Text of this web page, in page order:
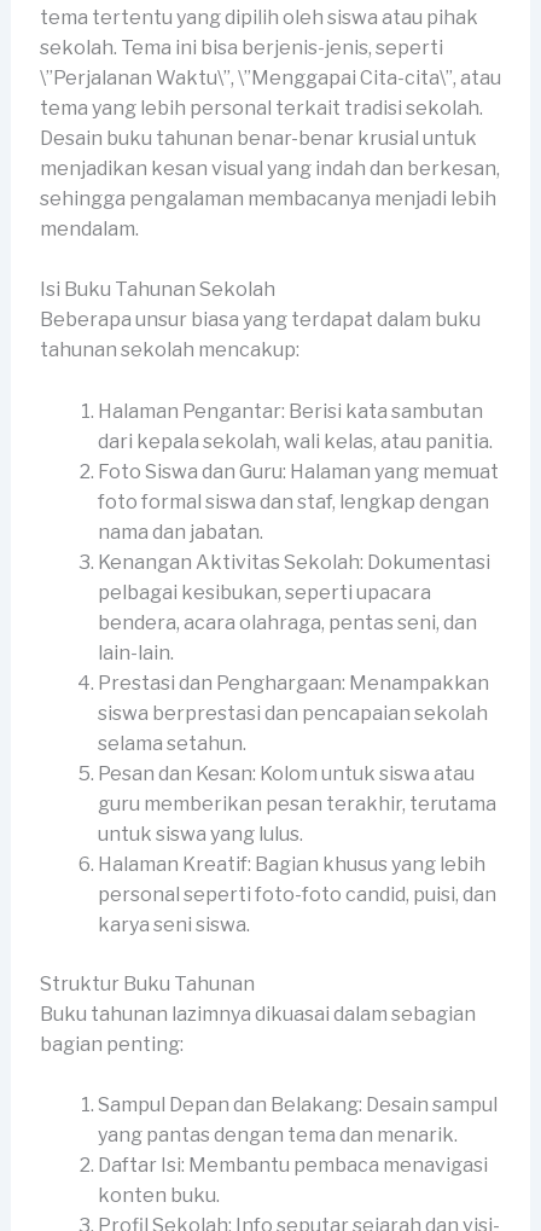
tema tertentu yang dipilih oleh siswa atau pihak
sekolah. Tema ini bisa berjenis-jenis, seperti
\”Perjalanan Waktu\”, \”Menggapai Cita-cita\”, atau
tema yang lebih personal terkait tradisi sekolah.
Desain buku tahunan benar-benar krusial untuk
menjadikan kesan visual yang indah dan berkesan,
sehingga pengalaman membacanya menjadi lebih
mendalam.
Isi Buku Tahunan Sekolah
Beberapa unsur biasa yang terdapat dalam buku
tahunan sekolah mencakup:
Halaman Pengantar: Berisi kata sambutan
dari kepala sekolah, wali kelas, atau panitia.
Foto Siswa dan Guru: Halaman yang memuat
foto formal siswa dan staf, lengkap dengan
nama dan jabatan.
Kenangan Aktivitas Sekolah: Dokumentasi
pelbagai kesibukan, seperti upacara
bendera, acara olahraga, pentas seni, dan
lain-lain.
Prestasi dan Penghargaan: Menampakkan
siswa berprestasi dan pencapaian sekolah
selama setahun.
Pesan dan Kesan: Kolom untuk siswa atau
guru memberikan pesan terakhir, terutama
untuk siswa yang lulus.
Halaman Kreatif: Bagian khusus yang lebih
personal seperti foto-foto candid, puisi, dan
karya seni siswa.
Struktur Buku Tahunan
Buku tahunan lazimnya dikuasai dalam sebagian
bagian penting:
Sampul Depan dan Belakang: Desain sampul
yang pantas dengan tema dan menarik.
Daftar Isi: Membantu pembaca menavigasi
konten buku.
Profil Sekolah: Info seputar sejarah dan visi-